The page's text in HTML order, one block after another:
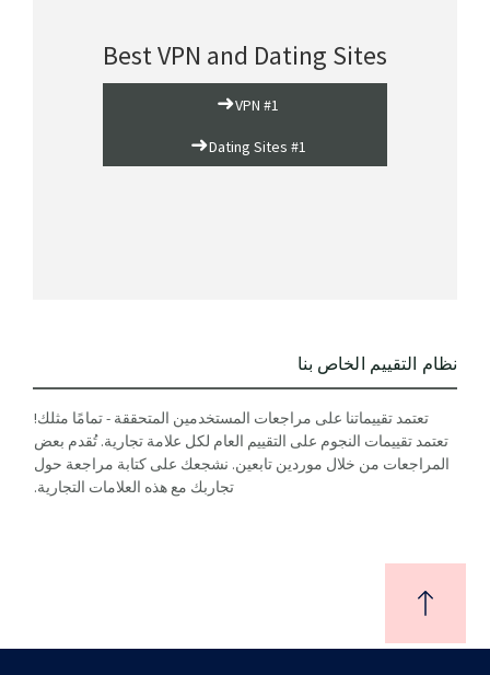
Best VPN and Dating Sites
VPN #1
➜
Dating Sites #1
➜
نظام التقييم الخاص بنا
تعتمد تقييماتنا على مراجعات المستخدمين المتحققة - تمامًا مثلك!
تعتمد تقييمات النجوم على التقييم العام لكل علامة تجارية. تُقدم بعض
المراجعات من خلال موردين تابعين. نشجعك على كتابة مراجعة حول
تجاربك مع هذه العلامات التجارية.